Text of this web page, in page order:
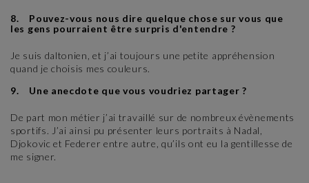
8. Pouvez-vous nous dire quelque chose sur vous que
les gens pourraient être surpris d'entendre ?
Je suis daltonien, et j’ai toujours une petite appréhension
quand je choisis mes couleurs.
9. Une anecdote que vous voudriez partager ?
De part mon métier j’ai travaillé sur de nombreux évènements
sportifs. J’ai ainsi pu présenter leurs portraits à Nadal,
Djokovic et Federer entre autre, qu’ils ont eu la gentillesse de
me signer.